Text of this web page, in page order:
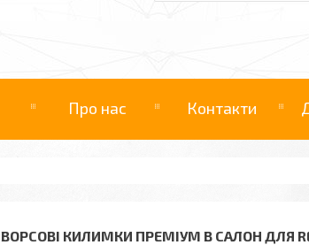
Про нас Контакти
ВОРСОВІ КИЛИМКИ ПРЕМІУМ В САЛОН ДЛЯ